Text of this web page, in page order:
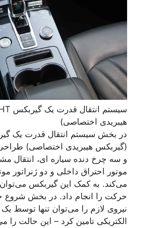
هیبریدی اختصاصی)
(گیربکس هیبریدی اختصاصی)
و سه چرخ دنده سیاره ای، انتقال
موتور احتراق داخلی و دو ژنراتور
می‌کند. به کمک این گیربکس
حرکت را انجام داد. در بخش شروع
نیروی لازم را می‌توان تنها توسط یک
الکتریکی تامین کرد – این حالت